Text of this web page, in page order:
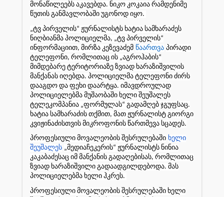
მონაწილეებს აკავებდა. ნიკო კოკაია რამდენიმე
წუთის განმავლობაში უგონოდ იყო.
„ტვ პირველის“ ჟურნალისტს ხატია სამხარაძეს
ნიღბიანმა პოლიციელმა, „ტვ პირველის“
ინფორმაციით, მირზა კეზევაძემ წაართვა პირადი
ტელეფონი, რომლითაც ის „აგროჰაბის“
მიმდებარე ტერიტორიაზე ზვიად ხარაზიშვილის
მანქანას იღებდა. პოლიციელმა ტელეფონი ძირს
დააგდო და ფეხი დაარტყა. იმავდროულად
პოლიციელებმა მუშაობაში ხელი შეუშალეს
ტელეკომპანია „ფორმულას“ გადამღებ ჯგუფსაც.
ხატია სამხარაძის თქმით, მათ ჟურნალისტ გიორგი
კვიჟინაძისთვის მიკროფონის წართმევა სცადეს.
პროფესიული მოვალეობის შესრულებაში ხელი
შეუშალეს „მედიაჩეკერის“ ჟურნალისტს ნინია
კაკაბაძესაც იმ მანქანის გადაღებისას, რომლითაც
ზვიად ხარაზიშვილი გადაადგილდებოდა. მას
პოლიციელებმა ხელი ჰკრეს.
პროფესიული მოვალეობის შესრულებაში ხელი